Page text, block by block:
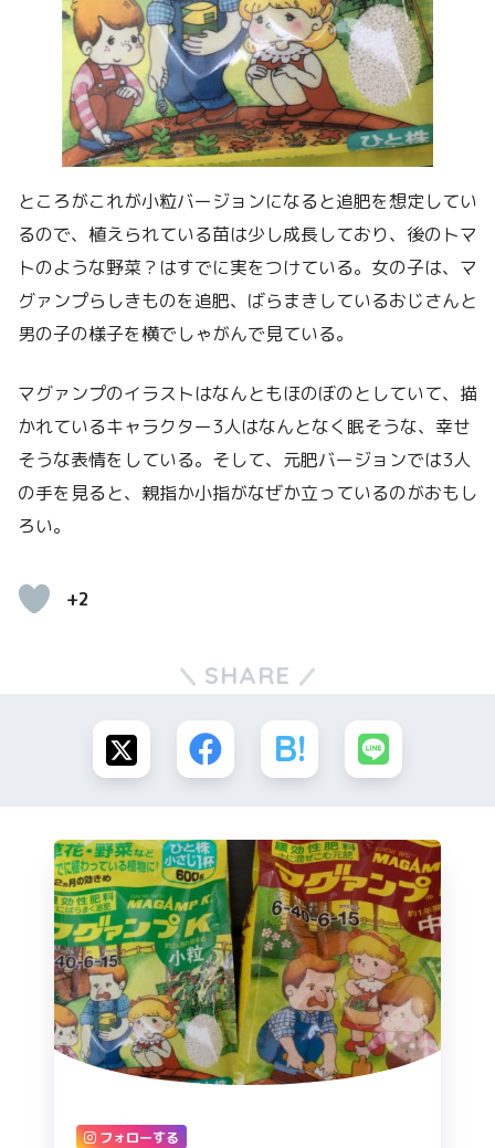
ところがこれが小粒バージョンになると追肥を想定してい
るので、植えられている苗は少し成長しており、後のトマ
トのような野菜？はすでに実をつけている。女の子は、マ
グァンプらしきものを追肥、ばらまきしているおじさんと
男の子の様子を横でしゃがんで見ている。
マグァンプのイラストはなんともほのぼのとしていて、描
かれているキャラクター3人はなんとなく眠そうな、幸せ
そうな表情をしている。そして、元肥バージョンでは3人
の手を見ると、親指か小指がなぜか立っているのがおもし
ろい。
+2
SHARE
フォローする